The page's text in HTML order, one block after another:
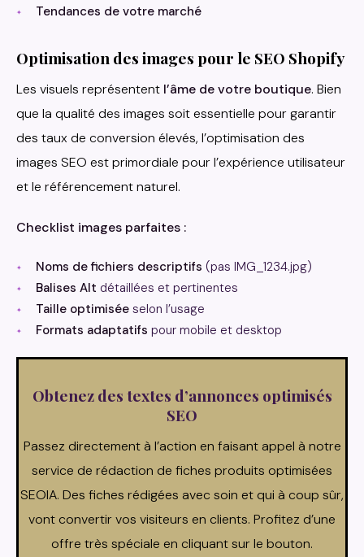
Tendances de votre marché
Optimisation des images pour le SEO Shopify
Les visuels représentent l’âme de votre boutique. Bien
que la qualité des images soit essentielle pour garantir
des taux de conversion élevés, l’optimisation des
images SEO est primordiale pour l’expérience utilisateur
et le référencement naturel.
Checklist images parfaites :
Noms de fichiers descriptifs (pas IMG_1234.jpg)
Balises Alt détaillées et pertinentes
Taille optimisée selon l’usage
Formats adaptatifs pour mobile et desktop
Obtenez des textes d’annonces optimisés
SEO
Passez directement à l’action en faisant appel à notre
service de rédaction de fiches produits optimisées
SEOIA. Des fiches rédigées avec soin et qui à coup sûr,
vont convertir vos visiteurs en clients. Profitez d’une
offre très spéciale en cliquant sur le bouton.